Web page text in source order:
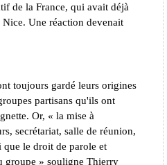
de la France, qui avait déjà
Une réaction devenait
toujours gardé leurs origines
partisans qu'ils ont
Or, « la mise à
secrétariat, salle de réunion,
le droit de parole et
groupe » souligne Thierry